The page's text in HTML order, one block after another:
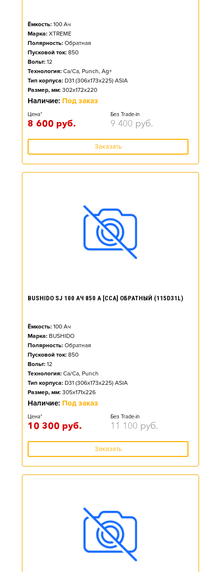
Ёмкость: 100 Ач
Марка: XTREME
Полярность: Обратная
Пусковой ток: 850
Вольт: 12
Технология: Ca/Ca, Punch, Ag+
Тип корпуса: D31 (306x173x225) ASIA
Размер, мм: 302x172x220
Наличие: Под заказ
Цена*
8 600 руб.
Без Trade-in
9 400 руб.
Заказать
BUSHIDO SJ 100 АЧ 850 А [CCA] ОБРАТНЫЙ (115D31L)
Ёмкость: 100 Ач
Марка: BUSHIDO
Полярность: Обратная
Пусковой ток: 850
Вольт: 12
Технология: Ca/Ca, Punch
Тип корпуса: D31 (306x173x225) ASIA
Размер, мм: 305x171x226
Наличие: Под заказ
Цена*
10 300 руб.
Без Trade-in
11 100 руб.
Заказать